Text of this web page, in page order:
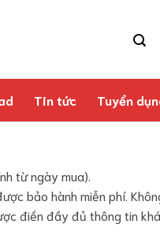
Tin tức Tuyển
từ ngày mua).
bảo hành miễn phí.
điền đầy đủ thông tin